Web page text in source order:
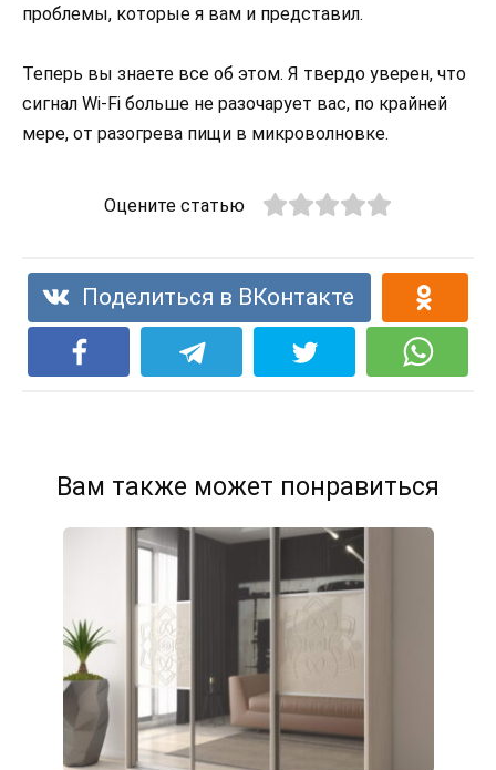
проблемы, которые я вам и представил.
Теперь вы знаете все об этом. Я твердо уверен, что
сигнал Wi-Fi больше не разочарует вас, по крайней
мере, от разогрева пищи в микроволновке.
Оцените статью
Поделиться в ВКонтакте
Вам также может понравиться